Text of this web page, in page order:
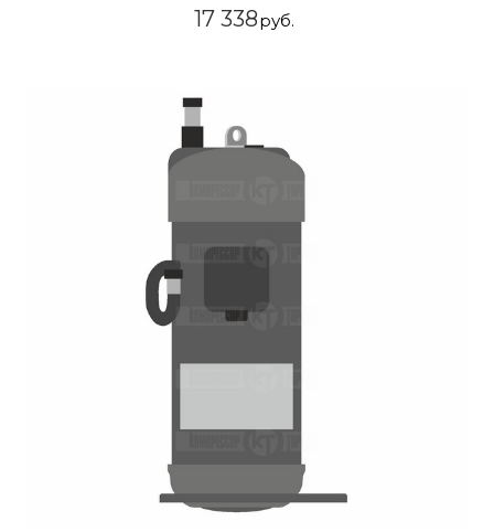
17 338руб.